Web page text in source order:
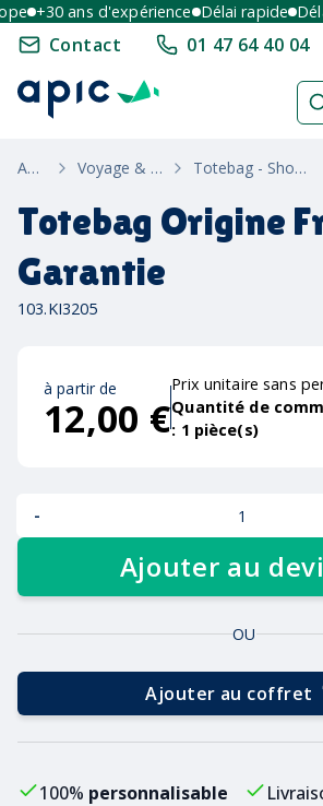
+30 ans d'expérience Délai rapide Délai
Contact 01 47 64 40 04
Accueil Voyage & Bagagerie Totebag - Shopping & Plage
Totebag Origine
Garantie
103.KI3205
à partir de
12,00 €
Prix unitaire sans
Quantité de
: 1 pièce(s)
-
Ajouter au
OU
Ajouter au coffret
100% personnalisable